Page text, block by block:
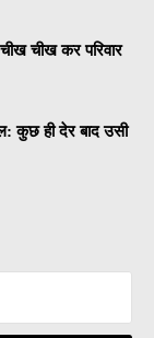
चीख कर परिवार
कुछ ही देर बाद उसी